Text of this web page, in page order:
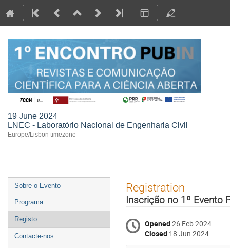
19 June 2024
LNEC - Laboratório Nacional de Engenharia Civil
Europe/Lisbon timezone
Event
menu
Sobre o Evento
Programa
Registo
Contacte-nos
Registration
Inscrição no 1º Evento
Opened26 Feb 2024
Closed 18 Jun 2024